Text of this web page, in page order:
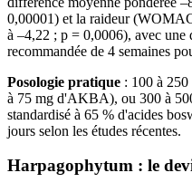
0,00001) et la raideur
à –4,22 ; p = 0,0006), avec une
recommandée de 4 semaines
Posologie pratique : 100 à
à 75 mg d'AKBA), ou 300 à
standardisé à 65 % d'acides
jours selon les études récentes.
Harpagophytum : le